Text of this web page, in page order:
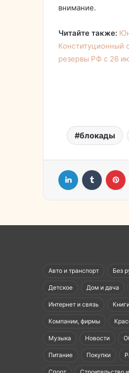
внимание.
Читайте также:
Конституционный
резервы РФ с 26
блокады
LinkedIn Tumblr
Авто и транспорт Без
Детское Дом и дача
Интернет и связь
Компании, фирмы
Музыка Новости
Питание Покупки
Спорт Строительство